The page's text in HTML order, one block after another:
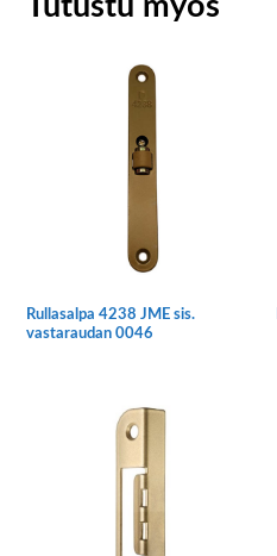
Tutustu myös
Rullasalpa 4238 JME sis.
vastaraudan 0046